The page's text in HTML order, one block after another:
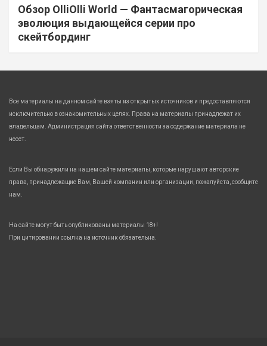
Обзор OlliOlli World — Фантасмагорическая
эволюция выдающейся серии про
скейтбординг
Все материалы на данном сайте взяты из открытых источников и предоставляются
исключительно в ознакомительных целях. Права на материалы принадлежат их
владельцам. Администрация сайта ответственности за содержание материала не
несет.
Если Вы обнаружили на нашем сайте материалы, которые нарушают авторские
права, принадлежащие Вам, Вашей компании или организации, пожалуйста, сообщите
нам.
На сайте могут быть опубликованы материалы 18+!
При цитировании ссылка на источник обязательна.